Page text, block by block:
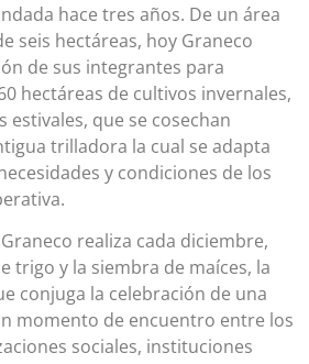
hace tres años. De un área
seis hectáreas, hoy Graneco
de sus integrantes para
hectáreas de cultivos invernales,
que se cosechan
trilladora la cual se adapta
y condiciones de los
realiza cada diciembre,
trigo y la siembra de maíces, la
conjuga la celebración de una
momento de encuentro entre los
sociales, instituciones